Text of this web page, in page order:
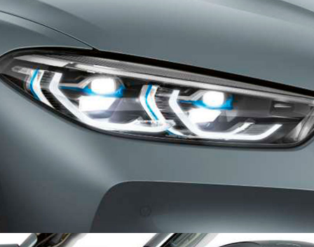
ЛАЗЕРНЫЕ ФАРЫ BMW LASERLIGHT